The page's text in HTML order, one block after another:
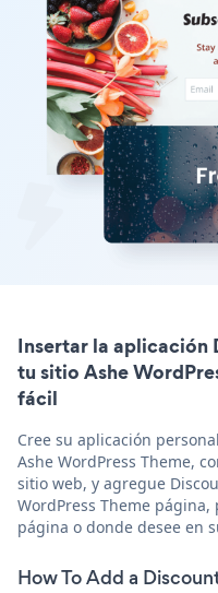
Insertar la
tu sitio Ashe
fácil
Cree su aplicación
Ashe WordPress Theme,
sitio web, y agregue
WordPress Theme
página o donde desee en
How To Add a